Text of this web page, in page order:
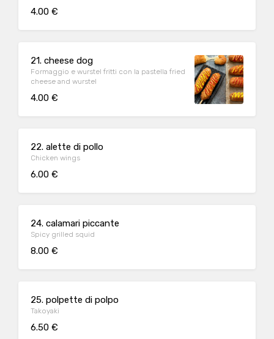
4.00 €
21. cheese dog
Formaggio e wurstel fritti con la pastella fried
cheese and wurstel
4.00 €
22. alette di pollo
Chicken wings
6.00 €
24. calamari piccante
Spicy grilled squid
8.00 €
25. polpette di polpo
Takoyaki
6.50 €